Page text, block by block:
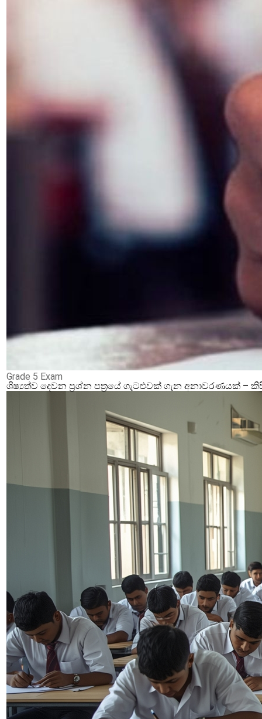
Grade 5 Exam
ශිෂ්‍යත්ව දෙවන ප්‍රශ්න පත්‍රයේ ගැටළුවක් ගැන අනාවරණයක්